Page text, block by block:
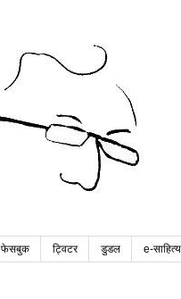
फेसबुक ट्विटर डुडल e-साहित्य